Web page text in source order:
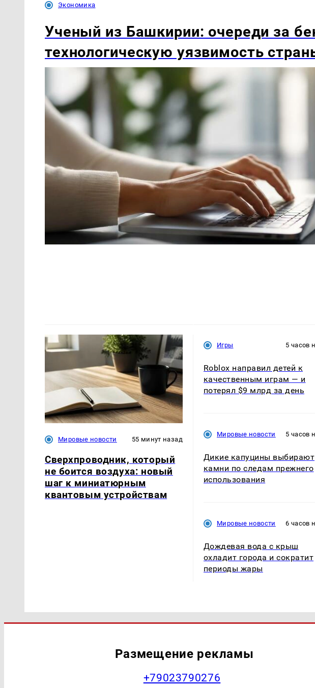
Экономика
Ученый из Башкирии: очереди за
технологическую уязвимость
Мировые новости 55 минут назад
Сверхпроводник, который
не боится воздуха: новый
шаг к миниатюрным
квантовым устройствам
Игры 5 часов
Roblox направил детей к
качественным играм — и
потерял $9 млрд за день
Мировые новости 5 часов
Дикие капуцины выбирают
камни по следам прежнего
использования
Мировые новости 6 часов
Дождевая вода с крыш
охладит города и сократит
периоды жары
Размещение рекламы
+79023790276